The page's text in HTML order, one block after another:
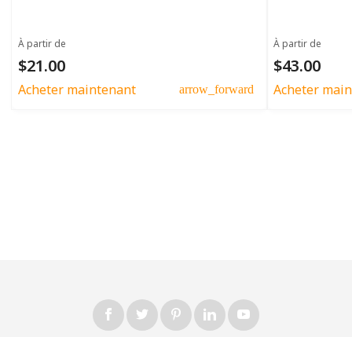
À partir de
$21.00
Acheter maintenant arrow_forward
À partir de
$43.00
Acheter